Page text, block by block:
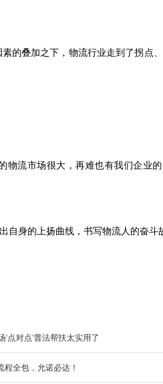
的叠加之下，物流行业走到了拐点
物流市场很大，再难也有我们企业
身的上扬曲线，书写物流人的奋斗
点对点’普法帮扶太实用了
全包，允诺必达！